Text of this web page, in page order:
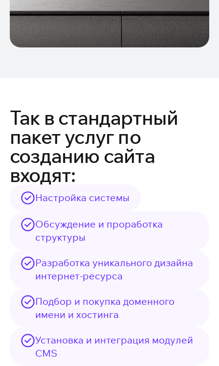
Так в стандартный
пакет услуг по
созданию сайта
входят:
Настройка системы
Обсуждение и проработка
структуры
Разработка уникального дизайна
интернет-ресурса
Подбор и покупка доменного
имени и хостинга
Установка и интеграция модулей
CMS